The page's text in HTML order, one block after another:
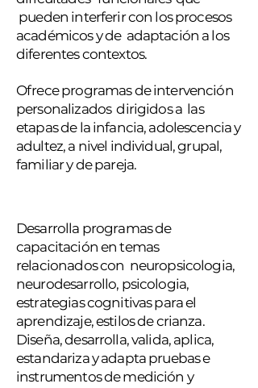
pueden interferir con los procesos
académicos y de adaptación a los
diferentes contextos.
Ofrece programas de intervención
personalizados dirigidos a las
etapas de la infancia, adolescencia y
adultez, a nivel individual, grupal,
familiar y de pareja.
Desarrolla programas de
capacitación en temas
relacionados con neuropsicologia,
neurodesarrollo, psicologia,
estrategias cognitivas para el
aprendizaje, estilos de crianza.
Diseña, desarrolla, valida, aplica,
estandariza y adapta pruebas e
instrumentos de medición y